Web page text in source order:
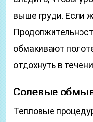
выше груди. Если
обмакивают
отдохнуть в
Солевые
Тепловые